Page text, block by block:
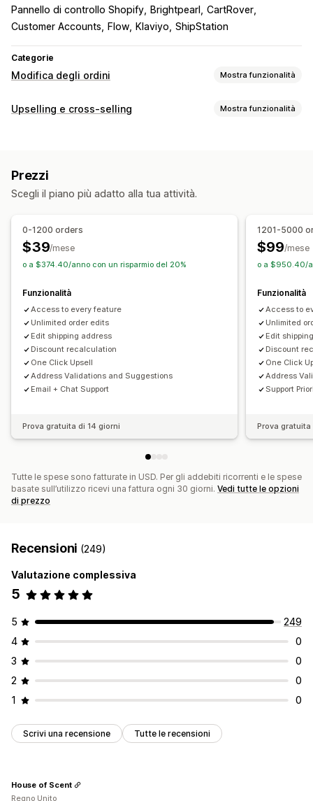
Pannello di controllo Shopify
Brightpearl
CartRover
Customer Accounts
Flow Klaviyo ShipStation
Categorie
Modifica degli ordini Mostra funzionalità
Aggiornamenti sugli ordini
Regole personalizzate
Modifica in blocco Portale clienti
Gestione degli ordini
Aggiornamenti sullo stato
Importazione ed esportazione Analisi
Upselling e cross-selling Mostra funzionalità
Upselling nella pagina di ringraziamento
Componenti aggiuntivi con un clic CSS personalizzato
Multilingua Regole personalizzate
Offerte e raccomandazioni
Componenti aggiuntivi del prodotto
Prodotti consigliati
Spesso acquistati insieme
Sconti sui volumi
Sconti progressivi
Upgrade dell’abbonamento
Elaborazione prioritaria
Analisi
Tassi di conversione
Performance delle raccomandazioni
Prezzi
Scegli il piano più adatto alla tua attività.
0-1200 orders
$39/mese
o a $374.40/anno con un risparmio del 20%
Funzionalità
Access to every feature
Unlimited order edits
Edit shipping address
Discount recalculation
One Click Upsell
Address Validations and Suggestions
Email + Chat Support
Prova gratuita di 14 giorni
1201-5000
$99/mese
o a $950.40/
Funzionalità
Access to
Unlimited
Edit
Discount
One Click
Address
Support
Prova
Tutte le spese sono fatturate in USD. Per gli addebiti ricorrenti e le spese
basate sull’utilizzo ricevi una fattura ogni 30 giorni. Vedi tutte le opzioni
di prezzo
Recensioni (249)
Valutazione complessiva
5
5
249
4
0
3
0
2
0
1
0
Scrivi una recensione Tutte le recensioni
House of Scent
Regno Unito